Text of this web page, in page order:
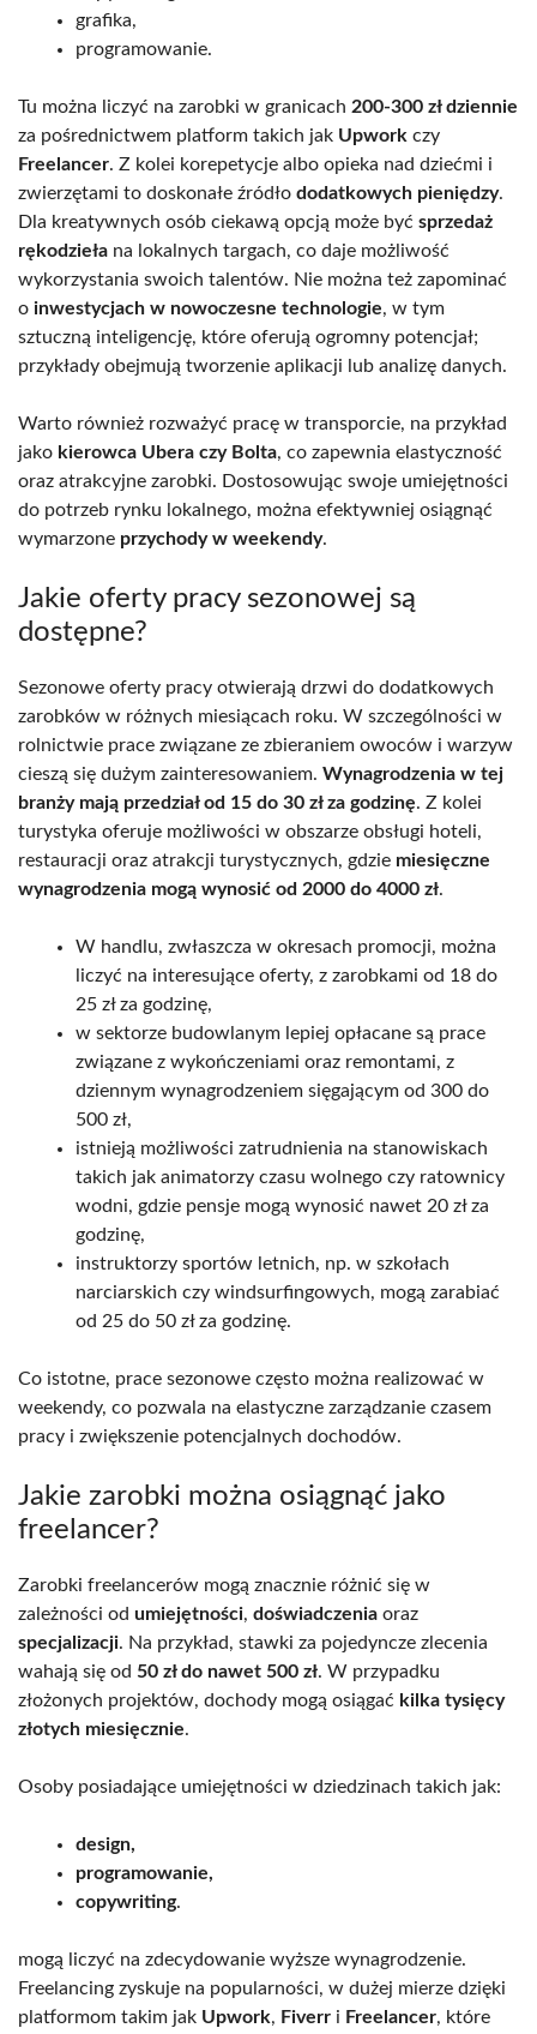
grafika,
programowanie.
Tu można liczyć na zarobki w granicach 200-300 zł dziennie
za pośrednictwem platform takich jak Upwork czy
Freelancer. Z kolei korepetycje albo opieka nad dziećmi i
zwierzętami to doskonałe źródło dodatkowych pieniędzy.
Dla kreatywnych osób ciekawą opcją może być sprzedaż
rękodzieła na lokalnych targach, co daje możliwość
wykorzystania swoich talentów. Nie można też zapominać
o inwestycjach w nowoczesne technologie, w tym
sztuczną inteligencję, które oferują ogromny potencjał;
przykłady obejmują tworzenie aplikacji lub analizę danych.
Warto również rozważyć pracę w transporcie, na przykład
jako kierowca Ubera czy Bolta, co zapewnia elastyczność
oraz atrakcyjne zarobki. Dostosowując swoje umiejętności
do potrzeb rynku lokalnego, można efektywniej osiągnąć
wymarzone przychody w weekendy.
Jakie oferty pracy sezonowej są
dostępne?
Sezonowe oferty pracy otwierają drzwi do dodatkowych
zarobków w różnych miesiącach roku. W szczególności w
rolnictwie prace związane ze zbieraniem owoców i warzyw
cieszą się dużym zainteresowaniem. Wynagrodzenia w tej
branży mają przedział od 15 do 30 zł za godzinę. Z kolei
turystyka oferuje możliwości w obszarze obsługi hoteli,
restauracji oraz atrakcji turystycznych, gdzie miesięczne
wynagrodzenia mogą wynosić od 2000 do 4000 zł.
W handlu, zwłaszcza w okresach promocji, można
liczyć na interesujące oferty, z zarobkami od 18 do
25 zł za godzinę,
w sektorze budowlanym lepiej opłacane są prace
związane z wykończeniami oraz remontami, z
dziennym wynagrodzeniem sięgającym od 300 do
500 zł,
istnieją możliwości zatrudnienia na stanowiskach
takich jak animatorzy czasu wolnego czy ratownicy
wodni, gdzie pensje mogą wynosić nawet 20 zł za
godzinę,
instruktorzy sportów letnich, np. w szkołach
narciarskich czy windsurfingowych, mogą zarabiać
od 25 do 50 zł za godzinę.
Co istotne, prace sezonowe często można realizować w
weekendy, co pozwala na elastyczne zarządzanie czasem
pracy i zwiększenie potencjalnych dochodów.
Jakie zarobki można osiągnąć jako
freelancer?
Zarobki freelancerów mogą znacznie różnić się w
zależności od umiejętności, doświadczenia oraz
specjalizacji. Na przykład, stawki za pojedyncze zlecenia
wahają się od 50 zł do nawet 500 zł. W przypadku
złożonych projektów, dochody mogą osiągać kilka tysięcy
złotych miesięcznie.
Osoby posiadające umiejętności w dziedzinach takich jak:
design,
programowanie,
copywriting.
mogą liczyć na zdecydowanie wyższe wynagrodzenie.
Freelancing zyskuje na popularności, w dużej mierze dzięki
platformom takim jak Upwork, Fiverr i Freelancer, które